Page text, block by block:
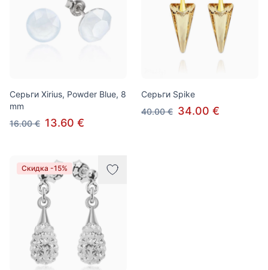
Серьги Xirius, Powder Blue, 8
mm
16.00 € 13.60 €
Серьги Spike
40.00 € 34.00 €
Скидка -15%